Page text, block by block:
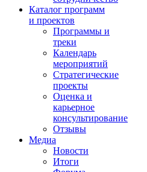
Каталог программ
и проектов
Программы и
треки
Календарь
мероприятий
Стратегические
проекты
Оценка и
карьерное
консультирование
Отзывы
Медиа
Новости
Итоги